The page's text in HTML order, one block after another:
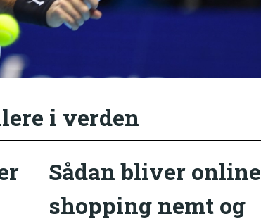
i verden
Sådan bliver online
shopping nemt og